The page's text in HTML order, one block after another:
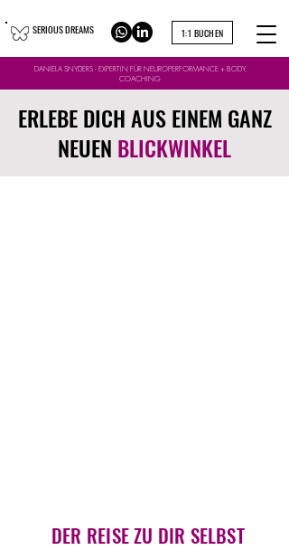
SERIOUS DREAMS 1:1 BUCHEN
DANIELA SNYDERS - EXPERTIN FÜR NEUROPERFORMANCE + BODY
COACHING
ERLEBE DICH AUS EINEM GANZ
NEUEN BLICKWINKEL
DER REISE ZU DIR SELBST